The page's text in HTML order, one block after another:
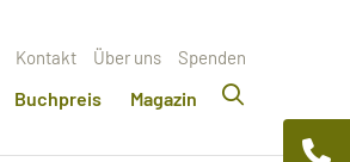
Kontakt Über uns Spenden
Buchpreis Magazin